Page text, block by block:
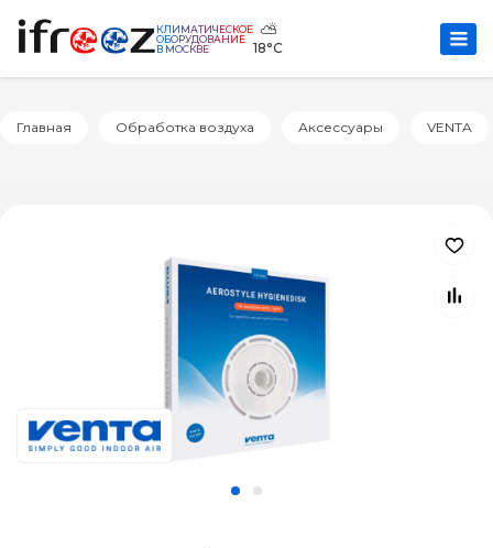
КЛИМАТИЧЕСКОЕ
ОБОРУДОВАНИЕ
В МОСКВЕ
⛅
18°C
Главная Обработка воздуха Аксессуары VENTA